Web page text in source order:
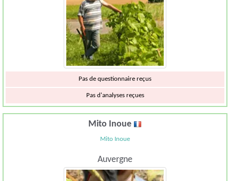
Pas de questionnaire reçus
Pas d'analyses reçues
Mito Inoue
Mito Inoue
Auvergne